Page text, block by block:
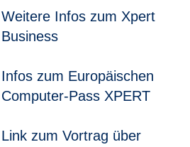
Weitere Infos zum Xpert
Business
Infos zum Europäischen
Computer-Pass XPERT
Link zum Vortrag über